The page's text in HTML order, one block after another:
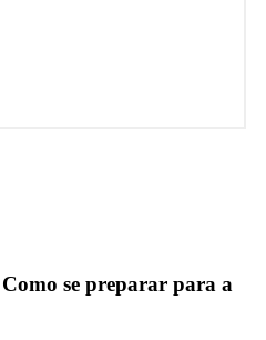
se preparar para a